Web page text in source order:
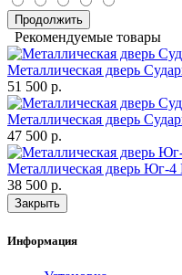
Продолжить
Рекомендуемые товары
Металлическая дверь
51 500 р.
Металлическая дверь
47 500 р.
Металлическая дверь Юг-
38 500 р.
Закрыть
Информация